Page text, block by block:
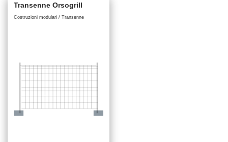
Transenne Orsogrill
Costruzioni modulari / Transenne